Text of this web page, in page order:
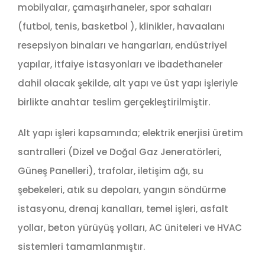
mobilyalar, çamaşırhaneler, spor sahaları
(futbol, tenis, basketbol ), klinikler, havaalanı
resepsiyon binaları ve hangarları, endüstriyel
yapılar, itfaiye istasyonları ve ibadethaneler
dahil olacak şekilde, alt yapı ve üst yapı işleriyle
birlikte anahtar teslim gerçekleştirilmiştir.
Alt yapı işleri kapsamında; elektrik enerjisi üretim
santralleri (Dizel ve Doğal Gaz Jeneratörleri,
Güneş Panelleri), trafolar, iletişim ağı, su
şebekeleri, atık su depoları, yangın söndürme
istasyonu, drenaj kanalları, temel işleri, asfalt
yollar, beton yürüyüş yolları, AC üniteleri ve HVAC
sistemleri tamamlanmıştır.